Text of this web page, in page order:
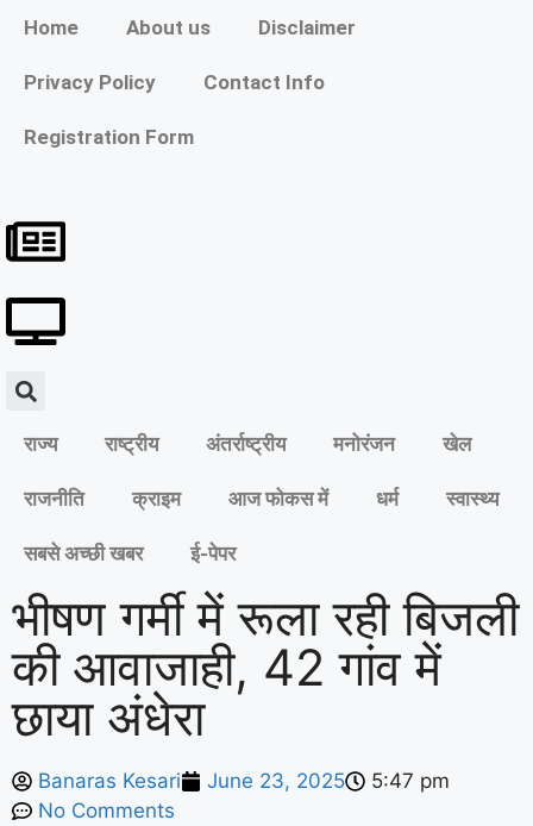
Home About us Disclaimer
Privacy Policy Contact Info
Registration Form
राज्य राष्ट्रीय अंतर्राष्ट्रीय मनोरंजन खेल
राजनीति क्राइम आज फोकस में धर्म स्वास्थ्य
सबसे अच्छी खबर ई-पेपर
भीषण गर्मी में रूला रही बिजली
की आवाजाही, 42 गांव में
छाया अंधेरा
Banaras Kesari June 23, 2025
5:47 pm
No Comments